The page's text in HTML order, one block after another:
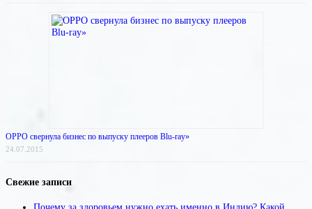
OPPO свернула бизнес по выпуску плееров Blu-ray»
24.07.2015
Свежие записи
Почему за здоровьем нужно ехать именно в Индию? Какой